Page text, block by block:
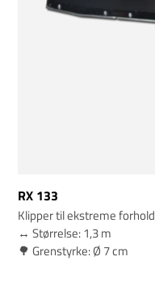
RX 133
Klipper til ekstreme forhold
↔️ Størrelse: 1,3 m
🌳 Grenstyrke: Ø 7 cm